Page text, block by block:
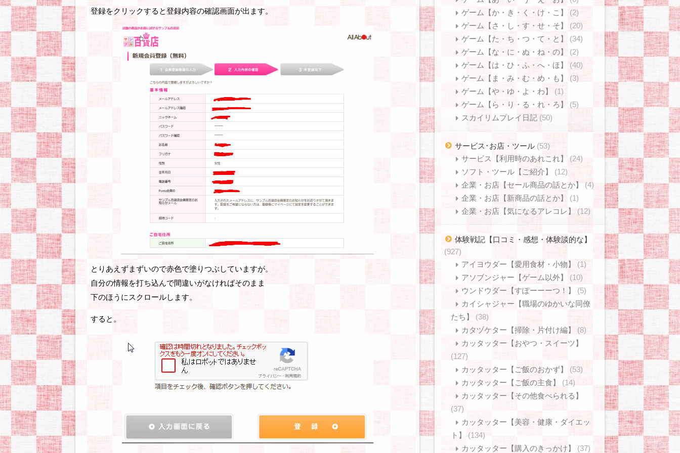
登録をクリックすると登録内容の確認画面が出ます。
とりあえずまずいので赤色で塗りつぶしていますが。
自分の情報を打ち込んで間違いがなければそのまま
下のほうにスクロールします。
すると。
ゲーム【か・き・く・け・こ】
(2)
ゲーム【さ・し・す・せ・そ】
(20)
ゲーム【た・ち・つ・て・と】
(34)
ゲーム【な・に・ぬ・ね・の】
(2)
ゲーム【は・ひ・ふ・へ・ほ】
(40)
ゲーム【ま・み・む・め・も】
(3)
ゲーム【や・ゆ・よ・わ】
(1)
ゲーム【ら・り・る・れ・ろ】
(5)
スカイリムプレイ日記 (50)
サービス･お店・ツール (53)
サービス【利用時のあれこれ】
(24)
ソフト・ツール【ご紹介】
(12)
企業・お店【セール商品の話とか】
(4)
企業・お店【新商品の話とか】
(1)
企業・お店【気になるアレコレ】
(12)
体験戦記【口コミ・感想・体験談的な】
(927)
アイヨウダー【愛用食材・小物】
(1)
アソブンジャー【ゲーム以外】
(10)
ウンドウダー【すぽーーーつ！】
(5)
カイシャジャー【職場のゆかいな同僚
たち】
(38)
カタヅケター【掃除・片付け編】
(8)
カッタッター【おやつ・スイーツ】
(127)
カッタッター【ご飯のおかず】
(53)
カッタッター【ご飯の主食】
(14)
カッタッター【その他食べられる】
(37)
カッタッター【美容・健康・ダイエッ
ト】
(134)
カッタッター【購入のきっかけ】
(37)